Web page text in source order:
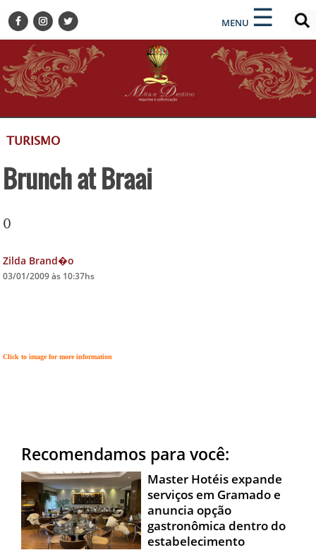
MENU ☰
×
BELEZA
BUSINESS E NEGÓCIOS
CULTURA
DESTINOS
GASTRONOMIA
HOTELARIA
×
ENCONTRE SUA NOTÍCIA
TURISMO
Brunch at Braai
0
Zilda Brand�o
03/01/2009 às 10:37hs
Click to image for more information
Recomendamos para você:
Master Hotéis expande
serviços em Gramado e
anuncia opção
gastronômica dentro do
estabelecimento